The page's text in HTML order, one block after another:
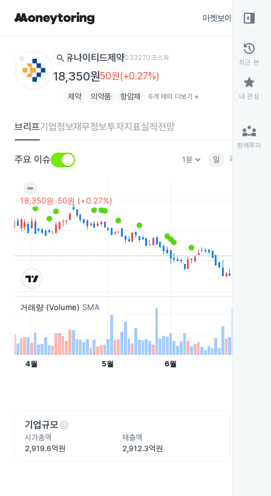
마켓보이스
star search 유나이티드제약033270코스피
18,350원50원(+0.27%)
제약 의약품 항암제 6개 테마 더보기 add
브리프기업정보재무정보투자지표실적전망
주요 이슈 1분keyboard_arrow_down 일 주
기업규모help
시가총액
2,919.6억원
매출액
2,912.3억원
right_panel_open
history
최근 본
star
내 관심
partner_exchange
함께투자